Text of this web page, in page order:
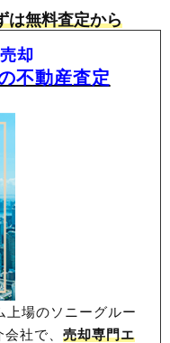
は無料査定から
却
不動産査定
上場のソニーグルー
会社で、売却専門エ